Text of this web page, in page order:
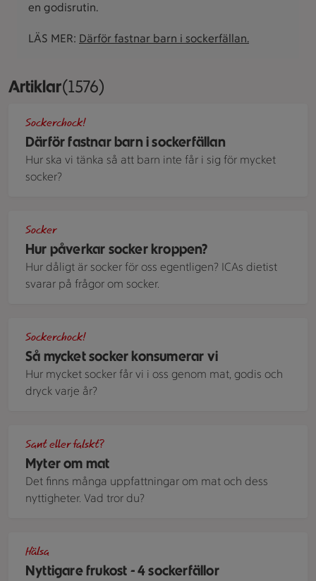
en godisrutin.
LÄS MER: Därför fastnar barn i sockerfällan.
ArtiklarVisar 1576 stycken
(1576)
Därför fastnar barn i sockerfällan
Sockerchock!
Hur ska vi tänka så att barn inte får i sig för mycket
socker?
Hur påverkar socker kroppen?
Socker
Hur dåligt är socker för oss egentligen? ICAs dietist
svarar på frågor om socker.
Så mycket socker konsumerar vi
Sockerchock!
Hur mycket socker får vi i oss genom mat, godis och
dryck varje år?
Myter om mat
Sant eller falskt?
Det finns många uppfattningar om mat och dess
nyttigheter. Vad tror du?
Nyttigare frukost - 4 sockerfällor
Hälsa